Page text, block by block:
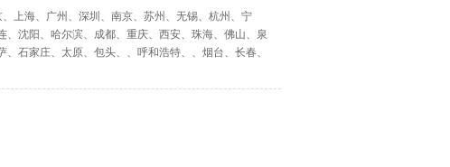
上海、广州、深圳、南京、苏州、无锡、杭州、宁
沈阳、哈尔滨、成都、重庆、西安、珠海、佛山、泉
石家庄、太原、包头、、呼和浩特、、烟台、长春、